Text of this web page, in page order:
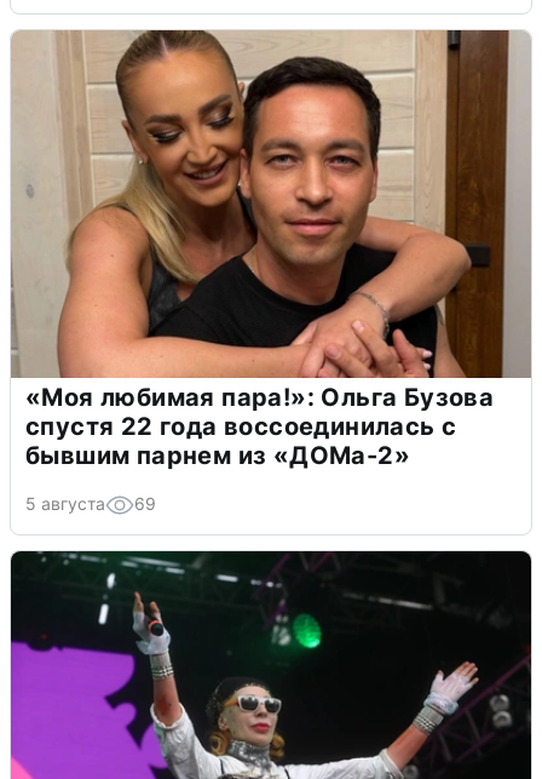
«Моя любимая пара!»: Ольга Бузова
спустя 22 года воссоединилась с
бывшим парнем из «ДОМа-2»
5 августа 69